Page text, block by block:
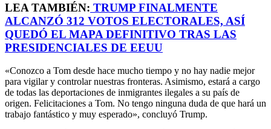
LEA TAMBIÉN: TRUMP FINALMENTE
ALCANZÓ 312 VOTOS ELECTORALES, ASÍ
QUEDÓ EL MAPA DEFINITIVO TRAS LAS
PRESIDENCIALES DE EEUU
«Conozco a Tom desde hace mucho tiempo y no hay nadie mejor
para vigilar y controlar nuestras fronteras. Asimismo, estará a cargo
de todas las deportaciones de inmigrantes ilegales a su país de
origen. Felicitaciones a Tom. No tengo ninguna duda de que hará un
trabajo fantástico y muy esperado», concluyó Trump.